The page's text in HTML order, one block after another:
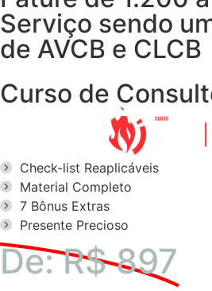
Serviço sendo
de AVCB e CLCB
Curso de
Check-list Reaplicáveis
Material Completo
7 Bônus Extras
Presente Precioso
De: R$ 897